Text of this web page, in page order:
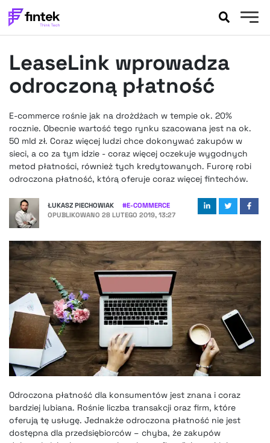
BANKOWOŚĆ
EVENTY
FELIETONY
WYWIADY
LEGAL
PODCASTY
FINTEK EXTRA
OKIEM EKSPERTA
LeaseLink wprowadza
odroczoną płatność
E-commerce rośnie jak na drożdżach w tempie ok. 20%
rocznie. Obecnie wartość tego rynku szacowana jest na ok.
50 mld zł. Coraz więcej ludzi chce dokonywać zakupów w
sieci, a co za tym idzie - coraz więcej oczekuje wygodnych
metod płatności, również tych kredytowanych. Furorę robi
odroczona płatność, którą oferuje coraz więcej fintechów.
ŁUKASZ PIECHOWIAK #E-COMMERCE
OPUBLIKOWANO 28 LUTEGO 2019, 13:27
Odroczona płatność dla konsumentów jest znana i coraz
bardziej lubiana. Rośnie liczba transakcji oraz firm, które
oferują tę usługę. Jednakże odroczona płatność nie jest
dostępna dla przedsiębiorców – chyba, że zakupów